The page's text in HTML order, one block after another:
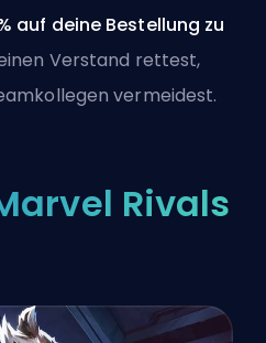
auf deine Bestellung zu
Verstand rettest,
vermeidest.
Rivals